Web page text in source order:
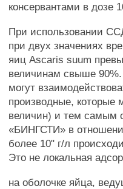
консервантами в дозе
При использовании
при двух значениях
яиц Ascaris suum
величинам свыше
могут
производные, которые
величин) и тем самым
«БИНГСТИ» в
более 10" г/л
Это не локальная
на оболочке яйца,